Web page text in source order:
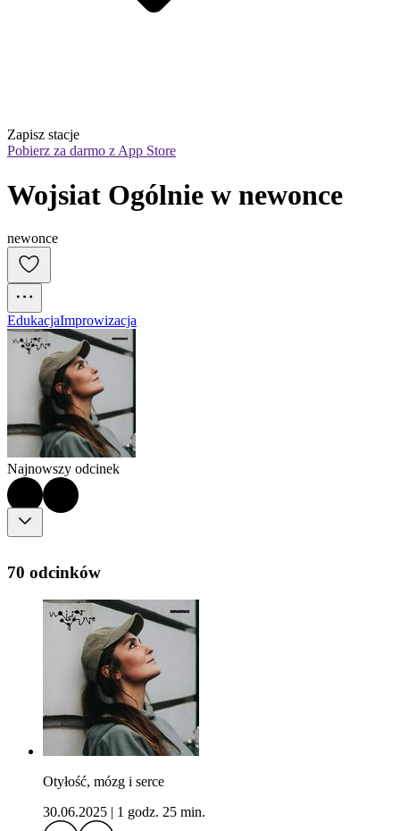
Zapisz stacje
Pobierz za darmo z App Store
Wojsiat Ogólnie w newonce
newonce
EdukacjaImprowizacja
Najnowszy odcinek
70 odcinków
Otyłość, mózg i serce
30.06.2025 | 1 godz. 25 min.